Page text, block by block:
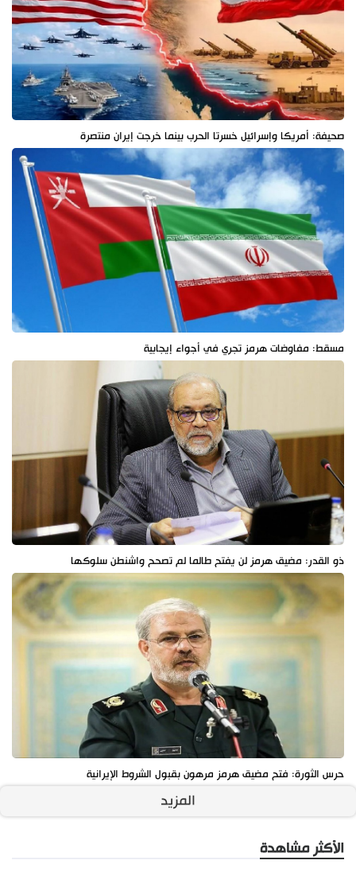
صحيفة: أمريكا وإسرائيل خسرتا الحرب بينما خرجت إيران منتصرة
مسقط: مفاوضات هرمز تجري في أجواء إيجابية
ذو القدر: مضيق هرمز لن يفتح طالما لم تصحح واشنطن سلوكها
حرس الثورة: فتح مضيق هرمز مرهون بقبول الشروط الإيرانية
المزيد
الأكثر مشاهدة